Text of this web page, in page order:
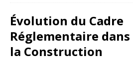
Évolution du Cadre
Réglementaire
la Construction